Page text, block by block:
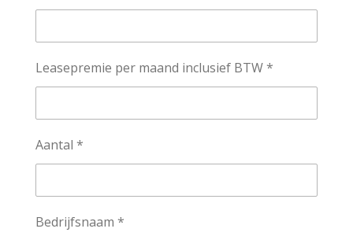
Leasepremie per maand inclusief BTW *
Aantal *
Bedrijfsnaam *